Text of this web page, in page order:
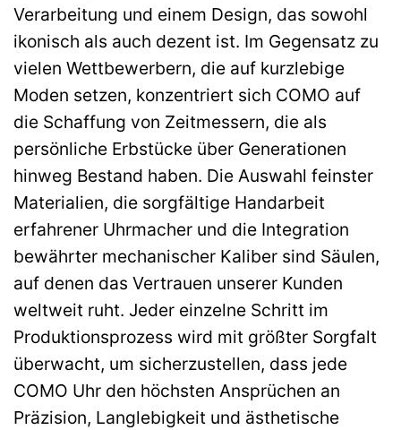
Verarbeitung und einem Design, das sowohl
ikonisch als auch dezent ist. Im Gegensatz zu
vielen Wettbewerbern, die auf kurzlebige
Moden setzen, konzentriert sich COMO auf
die Schaffung von Zeitmessern, die als
persönliche Erbstücke über Generationen
hinweg Bestand haben. Die Auswahl feinster
Materialien, die sorgfältige Handarbeit
erfahrener Uhrmacher und die Integration
bewährter mechanischer Kaliber sind Säulen,
auf denen das Vertrauen unserer Kunden
weltweit ruht. Jeder einzelne Schritt im
Produktionsprozess wird mit größter Sorgfalt
überwacht, um sicherzustellen, dass jede
COMO Uhr den höchsten Ansprüchen an
Präzision, Langlebigkeit und ästhetische